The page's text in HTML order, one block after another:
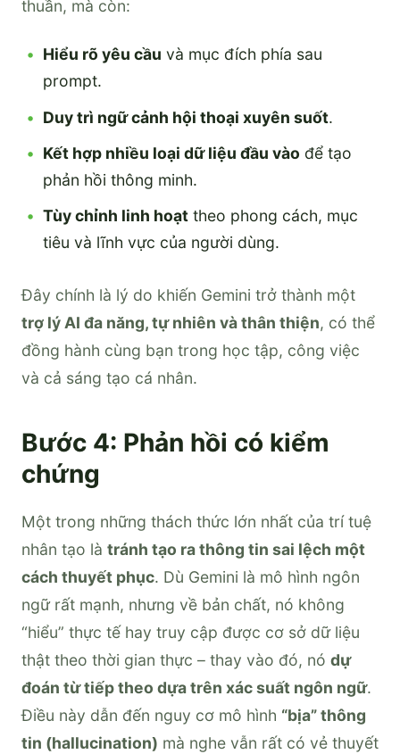
thuần, mà còn:
Hiểu rõ yêu cầu và mục đích phía sau
prompt.
Duy trì ngữ cảnh hội thoại xuyên suốt.
Kết hợp nhiều loại dữ liệu đầu vào để tạo
phản hồi thông minh.
Tùy chỉnh linh hoạt theo phong cách, mục
tiêu và lĩnh vực của người dùng.
Đây chính là lý do khiến Gemini trở thành một
trợ lý AI đa năng, tự nhiên và thân thiện, có thể
đồng hành cùng bạn trong học tập, công việc
và cả sáng tạo cá nhân.
Bước 4: Phản hồi có kiểm
chứng
Một trong những thách thức lớn nhất của trí tuệ
nhân tạo là tránh tạo ra thông tin sai lệch một
cách thuyết phục. Dù Gemini là mô hình ngôn
ngữ rất mạnh, nhưng về bản chất, nó không
“hiểu” thực tế hay truy cập được cơ sở dữ liệu
thật theo thời gian thực – thay vào đó, nó dự
đoán từ tiếp theo dựa trên xác suất ngôn ngữ.
Điều này dẫn đến nguy cơ mô hình “bịa” thông
tin (hallucination) mà nghe vẫn rất có vẻ thuyết